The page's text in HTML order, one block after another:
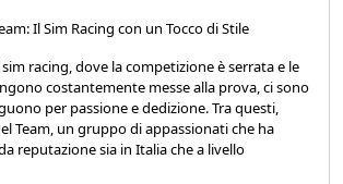
Il Sim Racing con un Tocco di Stile
racing, dove la competizione è serrata e le
costantemente messe alla prova, ci sono
per passione e dedizione. Tra questi,
Team, un gruppo di appassionati che ha
reputazione sia in Italia che a livello